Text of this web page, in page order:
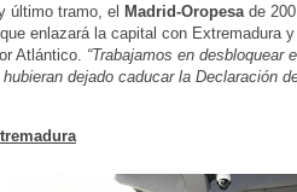
último tramo, el Madrid-Oropesa de
enlazará la capital con Extremadura
Atlántico. “Trabajamos en desbloquear
dejado caducar la Declaración